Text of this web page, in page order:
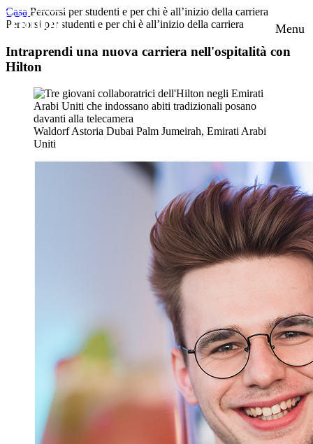
Menu
Casa Percorsi per studenti e per chi è all’inizio della carriera
Percorsi per studenti e per chi è all’inizio della carriera
Intraprendi una nuova carriera nell'ospitalità con
Hilton
Waldorf Astoria Dubai Palm Jumeirah, Emirati Arabi
Uniti